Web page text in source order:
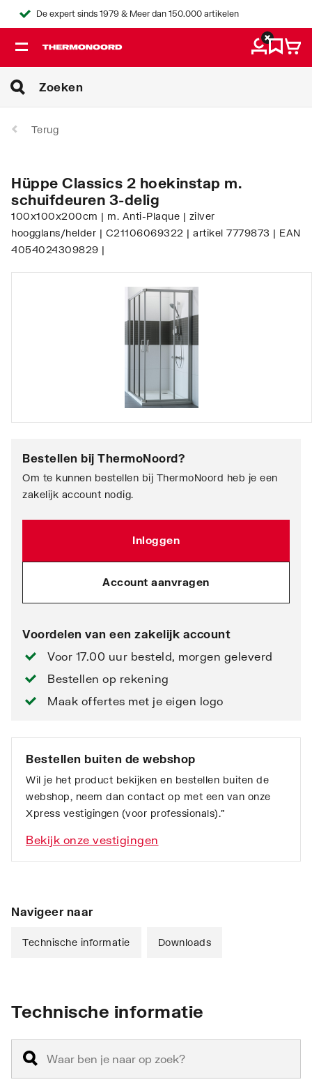
De expert sinds 1979 & Meer dan 150.000 artikelen
Terug
Hüppe Classics 2 hoekinstap m.
schuifdeuren 3-delig
100x100x200cm | m. Anti-Plaque | zilver
hoogglans/helder | C21106069322 | artikel 7779873 | EAN
4054024309829 |
Bestellen bij ThermoNoord?
Om te kunnen bestellen bij ThermoNoord heb je een
zakelijk account nodig.
Inloggen
Account aanvragen
Voordelen van een zakelijk account
Voor 17.00 uur besteld, morgen geleverd
Bestellen op rekening
Maak offertes met je eigen logo
Bestellen buiten de webshop
Wil je het product bekijken en bestellen buiten de
webshop, neem dan contact op met een van onze
Xpress vestigingen (voor professionals).”
Bekijk onze vestigingen
Navigeer naar
Technische informatie Downloads
Technische informatie